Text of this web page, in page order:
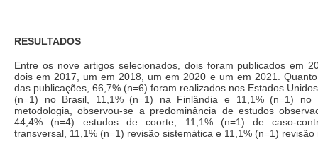
RESULTADOS
Entre os nove artigos selecionados, dois foram publicados em
dois em 2017, um em 2018, um em 2020 e um em 2021.
das publicações, 66,7% (n=6) foram realizados nos Estados
(n=1) no Brasil, 11,1% (n=1) na Finlândia e 11,1% (n=1)
metodologia, observou-se a predominância de estudos
44,4% (n=4) estudos de coorte, 11,1% (n=1) de caso-
transversal, 11,1% (n=1) revisão sistemática e 11,1% (n=1)